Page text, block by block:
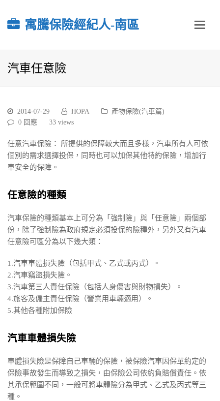
寓騰保險經紀人-南區
汽車任意險
2014-07-29 HOPA
產物保險(汽車篇)
0 回應
33 views
任意汽車保險： 所提供的保障較大而且多樣，汽車所有人可依
個別的需求選擇投保，同時也可以加保其他特約保險，增加行
車安全的保障。
任意險的種類
汽車保險的種類基本上可分為「強制險」與「任意險」兩個部
份，除了強制險為政府規定必須投保的險種外，另外又有汽車
任意險可區分為以下幾大類：
1.汽車車體損失險（包括甲式、乙式或丙式）。
2.汽車竊盜損失險。
3.汽車第三人責任保險（包括人身傷害與財物損失）。
4.旅客及僱主責任保險（營業用車輛適用）。
5.其他各種附加保險
汽車車體損失險
車體損失險是保障自己車輛的保險，被保險汽車因保單約定的
保險事故發生而導致之損失，由保險公司依約負賠償責任。依
其承保範圍不同，一般可將車體險分為甲式、乙式及丙式等三
種。